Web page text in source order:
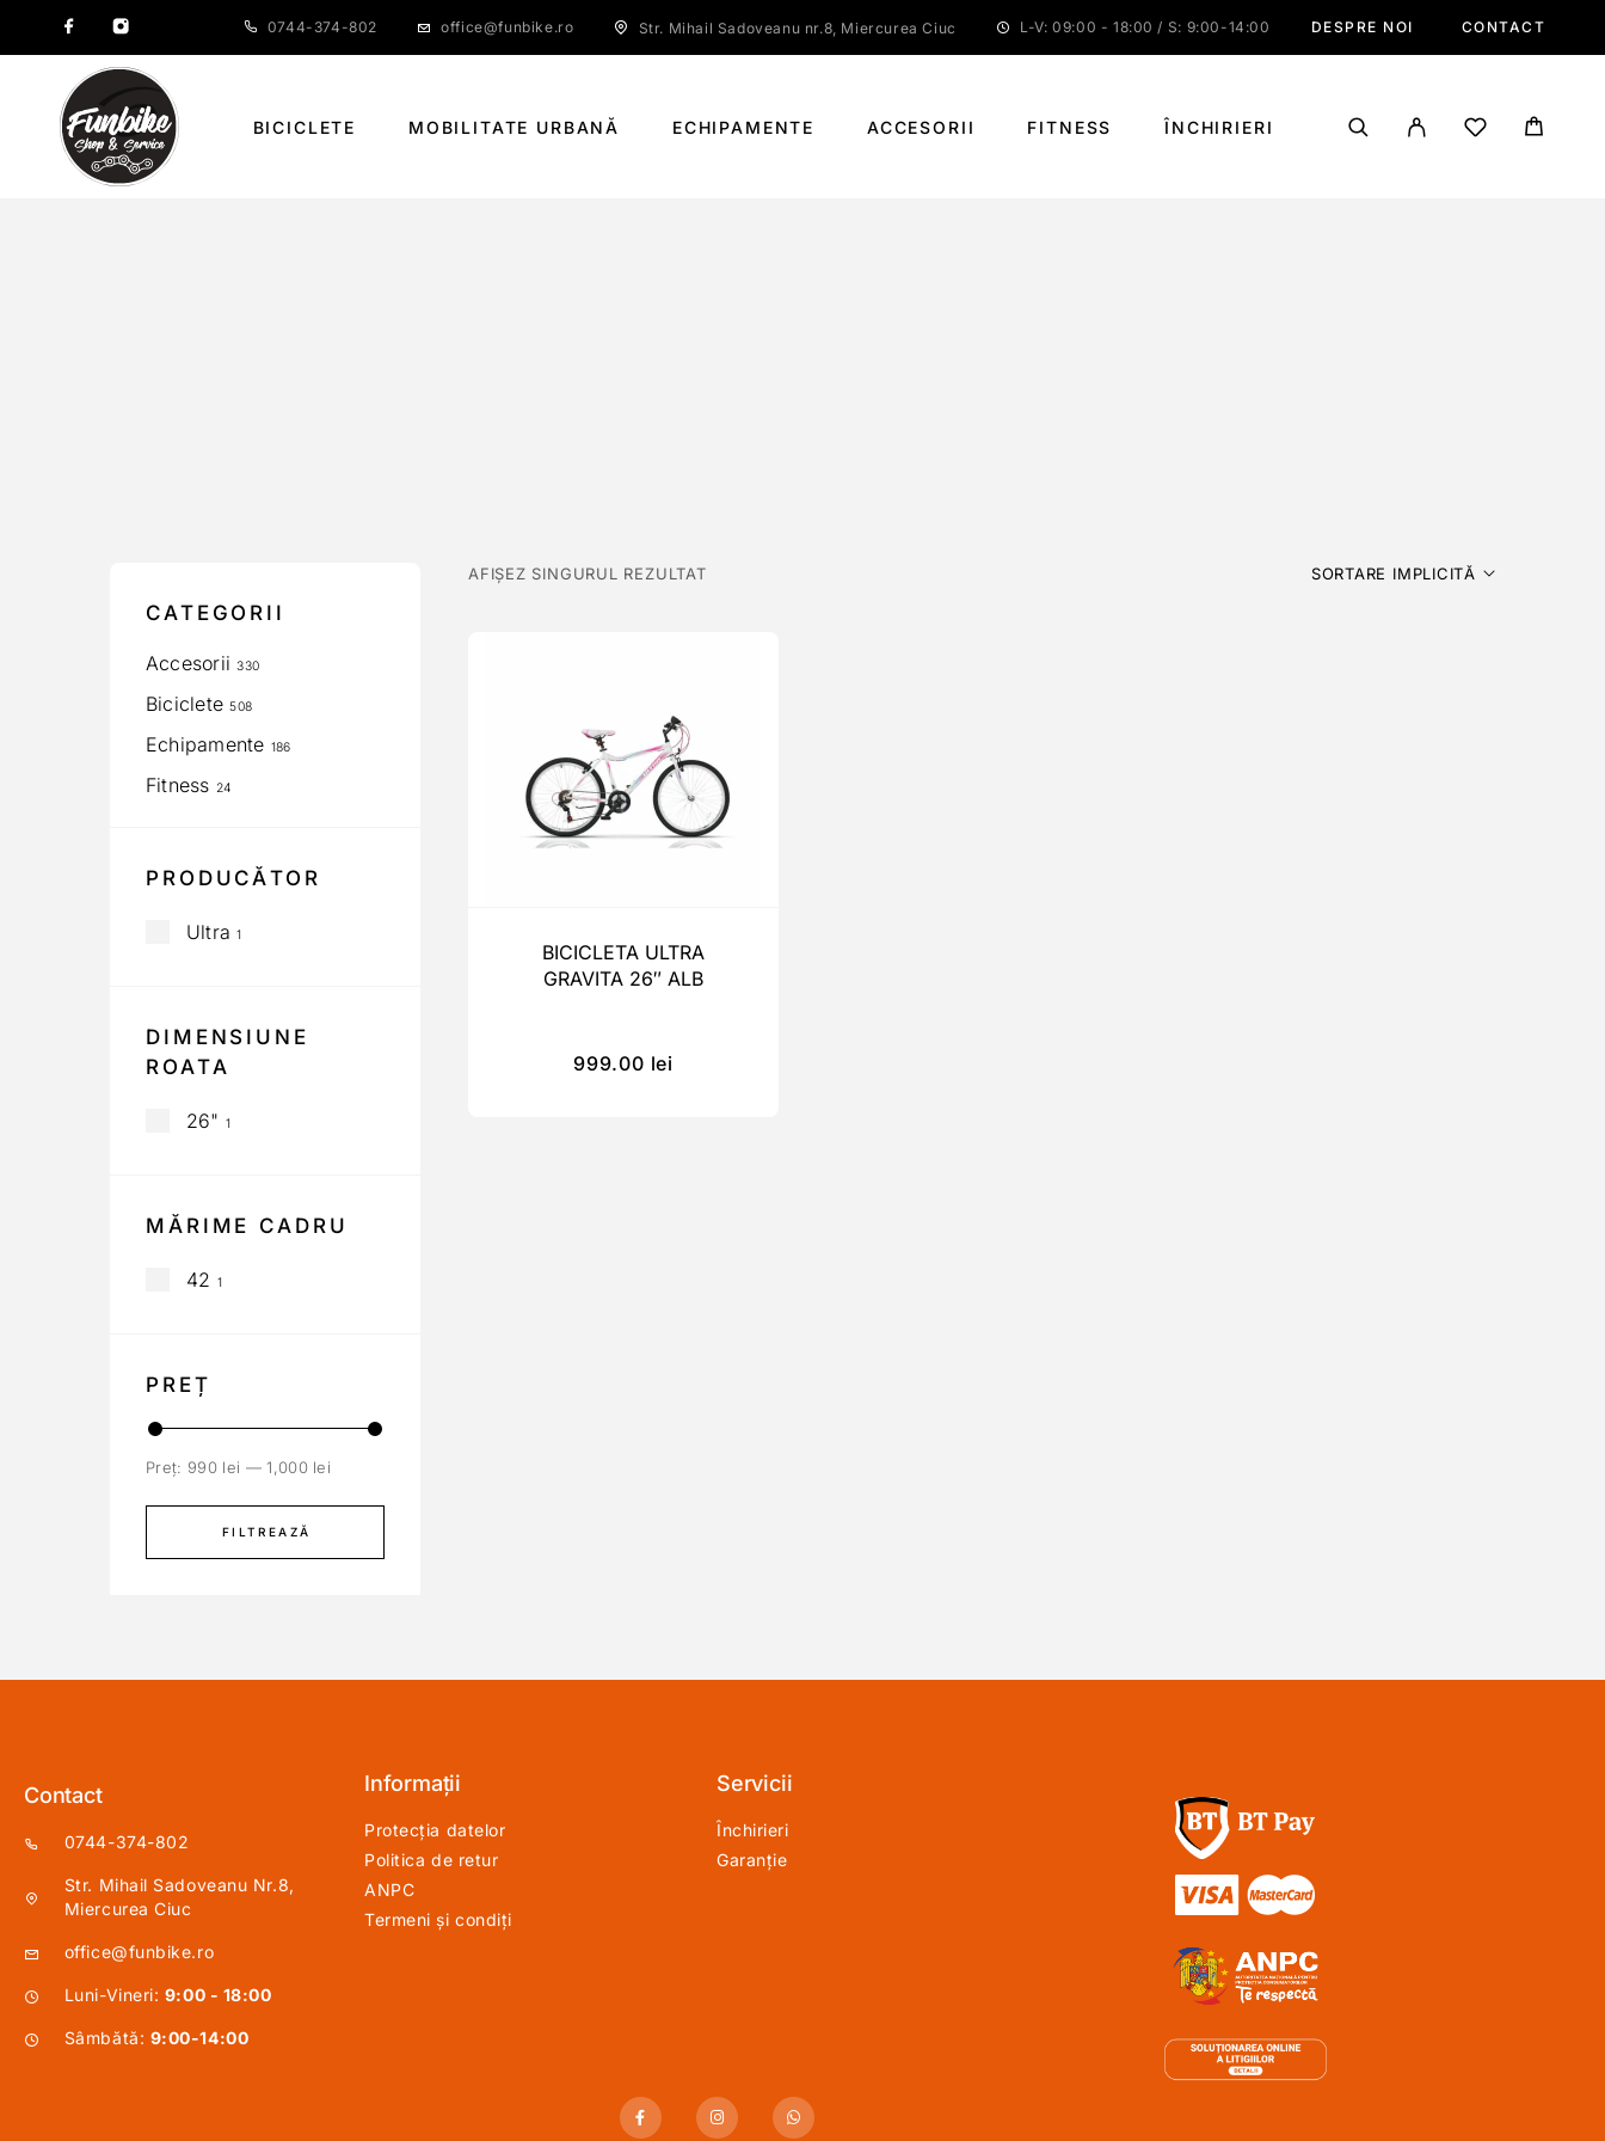
0744-374-802 office@funbike.ro Str. Mihail Sadoveanu nr.8, Miercurea Ciuc L-V: 09:00 - 18:00 / S: 9:00-14:00 DESPRE NOI CONTACT
BICICLETE MOBILITATE URBANĂ ECHIPAMENTE ACCESORII FITNESS ÎNCHIRIERI
CATEGORII
Accesorii 330
Biciclete 508
Echipamente 186
Fitness 24
PRODUCĂTOR
Ultra 1
DIMENSIUNE
ROATA
26" 1
MĂRIME CADRU
42 1
PREȚ
FILTREAZĂ
Preț: 990 lei —1,000 lei
AFIȘEZ SINGURUL REZULTAT SORTARE IMPLICITĂ
BICICLETA ULTRA
GRAVITA 26″ ALB
999.00 lei
Contact
0744-374-802
Str. Mihail Sadoveanu Nr.8,
Miercurea Ciuc
office@funbike.ro
Luni-Vineri: 9:00 - 18:00
Sâmbătă: 9:00-14:00
Informații
Protecția datelor
Politica de retur
ANPC
Termeni și condiți
Servicii
Închirieri
Garanție